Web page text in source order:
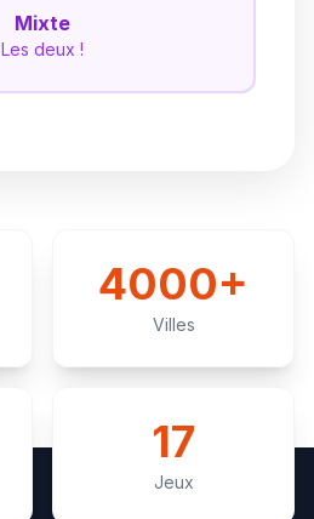
Mixte
Les deux !
4000+
Villes
17
Jeux